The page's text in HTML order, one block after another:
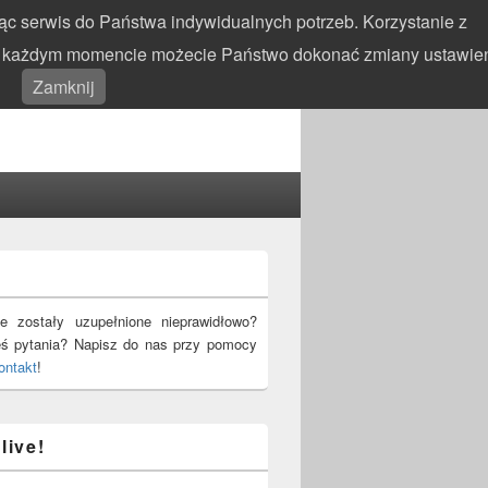
for:
zostały uzupełnione nieprawidłowo?
pytania? Napisz do nas przy pomocy
!
serwis do Państwa indywidualnych potrzeb. Korzystanie z
momencie możecie Państwo dokonać zmiany
Zamknij